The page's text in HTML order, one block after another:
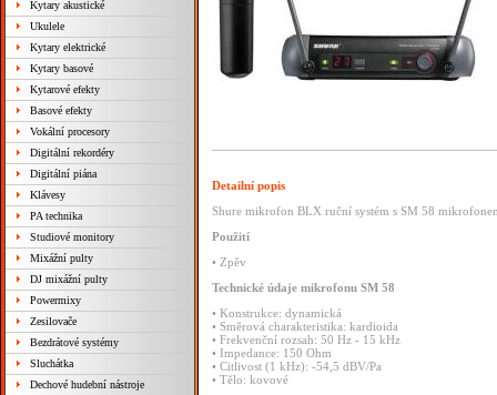
Kytary akustické
Ukulele
Kytary elektrické
Kytary basové
Kytarové efekty
Basové efekty
Vokální procesory
Digitální rekordéry
Digitální piána
Klávesy
PA technika
Studiové monitory
Mixážní pulty
DJ mixážní pulty
Powermixy
Zesilovače
Bezdrátové systémy
Sluchátka
Dechové hudební nástroje
Detailní popis
Shure mikrofon BLX ruční systém s SM 58
Použití
• Zpěv
Technické údaje mikrofonu SM 58
• Konstrukce: dynamická
• Směrová charakteristika: kardioida
• Frekvenční rozsah: 50 Hz - 15 kHz
• Impedance: 150 Ohm
• Citlivost (1 kHz): -54,5 dBV/Pa
• Tělo: kovové